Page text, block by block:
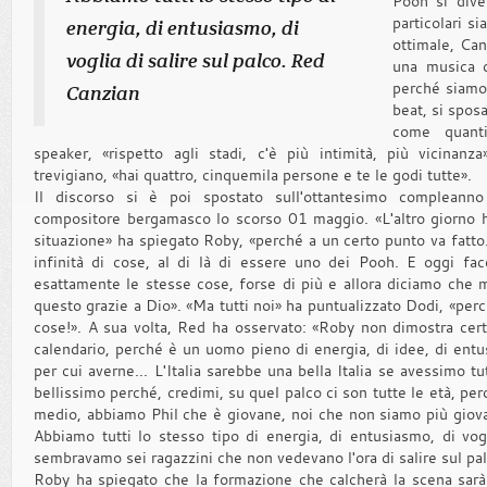
energia, di entusiasmo, di
voglia di salire sul palco. Red
Canzian
particolari
ottimale,
una musica
perché
beat, si
come
speaker, «rispetto agli stadi, c'è più intimità, più
trevigiano, «hai quattro, cinquemila persone e te le godi tutte».
Il discorso si è poi spostato sull'ottantesimo
compositore bergamasco lo scorso 01 maggio. «L'altro
situazione» ha spiegato Roby, «perché a un certo punto va
infinità di cose, al di là di essere uno dei Pooh. E oggi
esattamente le stesse cose, forse di più e allora diciamo che
questo grazie a Dio». «Ma tutti noi» ha puntualizzato Dodi,
cose!». A sua volta, Red ha osservato: «Roby non dimostra
calendario, perché è un uomo pieno di energia, di idee, di
per cui averne... L'Italia sarebbe una bella Italia se avessimo
bellissimo perché, credimi, su quel palco ci son tutte le età,
medio, abbiamo Phil che è giovane, noi che non siamo più
Abbiamo tutti lo stesso tipo di energia, di entusiasmo, di
sembravamo sei ragazzini che non vedevano l'ora di salire sul
Roby ha spiegato che la formazione che calcherà la scena